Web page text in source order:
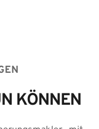
KÖNNEN